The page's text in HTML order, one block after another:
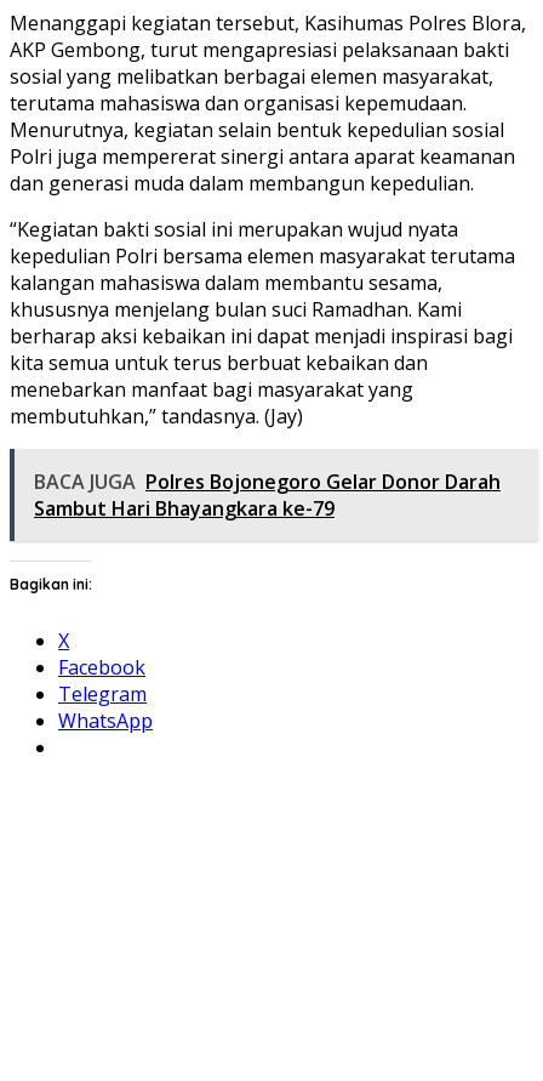
Menanggapi kegiatan tersebut, Kasihumas Polres Blora,
AKP Gembong, turut mengapresiasi pelaksanaan bakti
sosial yang melibatkan berbagai elemen masyarakat,
terutama mahasiswa dan organisasi kepemudaan.
Menurutnya, kegiatan selain bentuk kepedulian sosial
Polri juga mempererat sinergi antara aparat keamanan
dan generasi muda dalam membangun kepedulian.
“Kegiatan bakti sosial ini merupakan wujud nyata
kepedulian Polri bersama elemen masyarakat terutama
kalangan mahasiswa dalam membantu sesama,
khususnya menjelang bulan suci Ramadhan. Kami
berharap aksi kebaikan ini dapat menjadi inspirasi bagi
kita semua untuk terus berbuat kebaikan dan
menebarkan manfaat bagi masyarakat yang
membutuhkan,” tandasnya. (Jay)
BACA JUGA Polres Bojonegoro Gelar Donor Darah
Sambut Hari Bhayangkara ke-79
Bagikan ini:
X
Facebook
Telegram
WhatsApp